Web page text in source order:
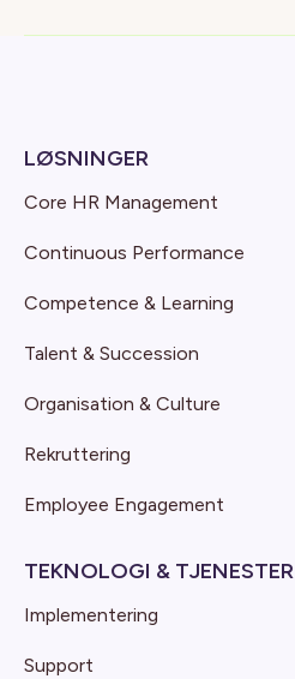
LØSNINGER
Core HR Management
Continuous Performance
Competence & Learning
Talent & Succession
Organisation & Culture
Rekruttering
Employee Engagement
TEKNOLOGI & TJENESTER
Implementering
Support